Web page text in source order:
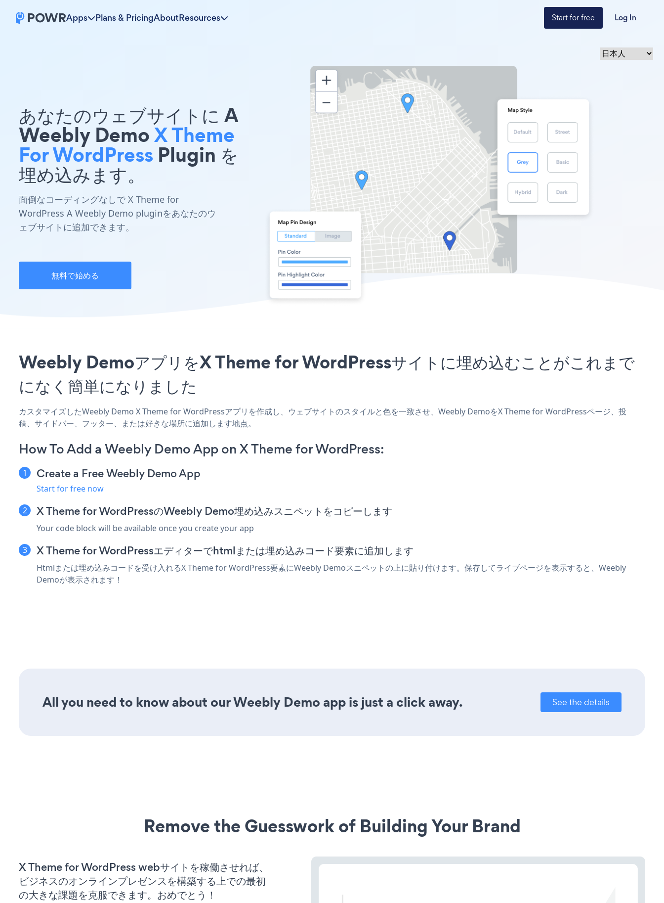
Apps Plans & PricingAboutResources Start for free Log In
あなたのウェブサイトに A
Weebly DemoX Theme
For WordPress Plugin を
埋め込みます。
面倒なコーディングなしで X Theme for
WordPress A Weebly Demo pluginをあなたのウ
ェブサイトに追加できます。
無料で始める
Weebly DemoアプリをX Theme for WordPressサイトに埋め込むことがこれまで
になく簡単になりました
カスタマイズしたWeebly Demo X Theme for WordPressアプリを作成し、ウェブサイトのスタイルと色を一致させ、Weebly DemoをX Theme for WordPressページ、投
稿、サイドバー、フッター、または好きな場所に追加します地点。
How To Add a Weebly Demo App on X Theme for WordPress:
Create a Free Weebly Demo App
Start for free now
X Theme for WordPressのWeebly Demo埋め込みスニペットをコピーします
Your code block will be available once you create your app
X Theme for WordPressエディターでhtmlまたは埋め込みコード要素に追加します
Htmlまたは埋め込みコードを受け入れるX Theme for WordPress要素にWeebly Demoスニペットの上に貼り付けます。保存してライブページを表示すると、Weebly
Demoが表示されます！
All you need to know about our Weebly Demo app is just a click away. See the details
Remove the Guesswork of Building Your Brand
X Theme for WordPress webサイトを稼働させれば、
ビジネスのオンラインプレゼンスを構築する上での最初
の大きな課題を克服できます。おめでとう！